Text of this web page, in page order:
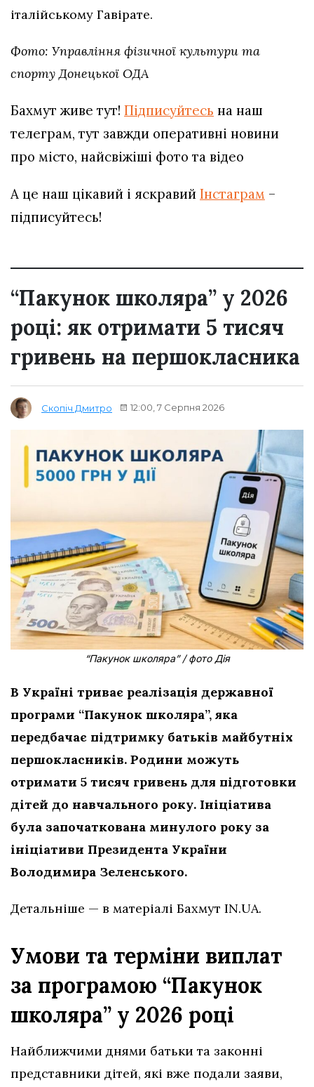
італійському Гавірате.
Фото: Управління фізичної культури та
спорту Донецької ОДА
Бахмут живе тут! Підписуйтесь на наш
телеграм, тут завжди оперативні новини
про місто, найсвіжіші фото та відео
А це наш цікавий і яскравий Інстаграм –
підписуйтесь!
“Пакунок школяра” у 2026
році: як отримати 5 тисяч
гривень на першокласника
Скопіч Дмитро 12:00, 7 Серпня 2026
“Пакунок школяра” / фото Дія
В Україні триває реалізація державної
програми “Пакунок школяра”, яка
передбачає підтримку батьків майбутніх
першокласників. Родини можуть
отримати 5 тисяч гривень для підготовки
дітей до навчального року. Ініціатива
була започаткована минулого року за
ініціативи Президента України
Володимира Зеленського.
Детальніше — в матеріалі Бахмут IN.UA.
Умови та терміни виплат
за програмою “Пакунок
школяра” у 2026 році
Найближчими днями батьки та законні
представники дітей, які вже подали заяви,